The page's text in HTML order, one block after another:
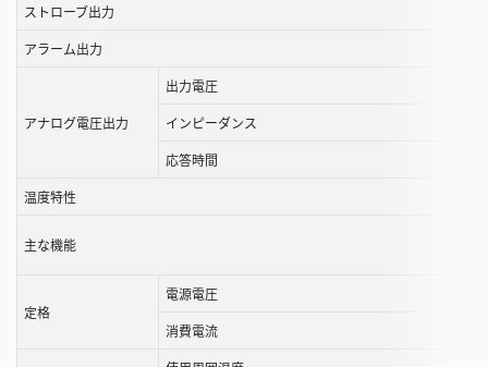
ストローブ出力
アラーム出力
アナログ電圧出力
出力電圧
インピーダンス
応答時間
温度特性
主な機能
定格
電源電圧
消費電流